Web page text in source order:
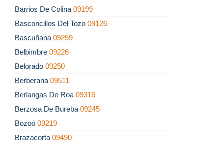
Barrios De Colina 09199
Basconcillos Del Tozo 09126
Bascuñana 09259
Belbimbre 09226
Belorado 09250
Berberana 09511
Berlangas De Roa 09316
Berzosa De Bureba 09245
Bozoó 09219
Brazacorta 09490